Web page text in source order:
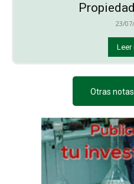
23/
Leer
Otras